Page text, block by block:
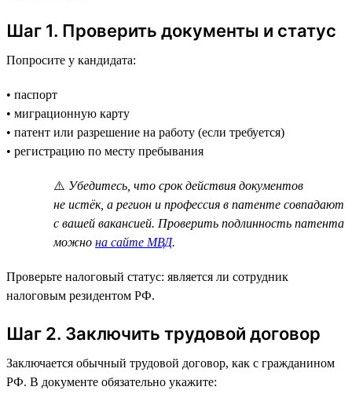
Шаг 1. Проверить документы и статус
Попросите у кандидата:
• паспорт
• миграционную карту
• патент или разрешение на работу (если требуется)
• регистрацию по месту пребывания
⚠️ Убедитесь, что срок действия документов
не истёк, а регион и профессия в патенте совпадают
с вашей вакансией. Проверить подлинность патента
можно на сайте МВД.
Проверьте налоговый статус: является ли сотрудник
налоговым резидентом РФ.
Шаг 2. Заключить трудовой договор
Заключается обычный трудовой договор, как с гражданином
РФ. В документе обязательно укажите: